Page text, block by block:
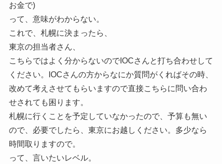
お金で)
って、意味がわからない。
これで、札幌に決まったら、
東京の担当者さん、
こちらではよく分からないのでIOCさんと打ち合わせして
ください。IOCさんの方からなにか質問がくればその時、
改めて考えさせてもらいますので直接こちらに問い合わ
せされても困ります。
札幌に行くことを予定していなかったので、予算も無い
ので、必要でしたら、東京にお越しください。多少なら
時間取りますので。
って、言いたいレベル。